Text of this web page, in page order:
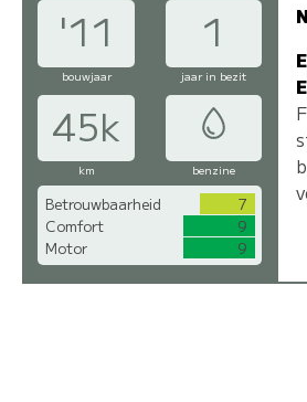
'11 1
bouwjaar jaar in bezit
45k
km benzine
Betrouwbaarheid
7
Comfort
9
Motor
9